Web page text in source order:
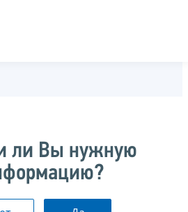
ли Вы нужную